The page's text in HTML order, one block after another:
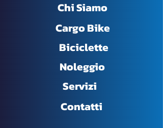
Chi Siamo
Cargo Bike
Biciclette
Noleggio
Servizi
Contatti